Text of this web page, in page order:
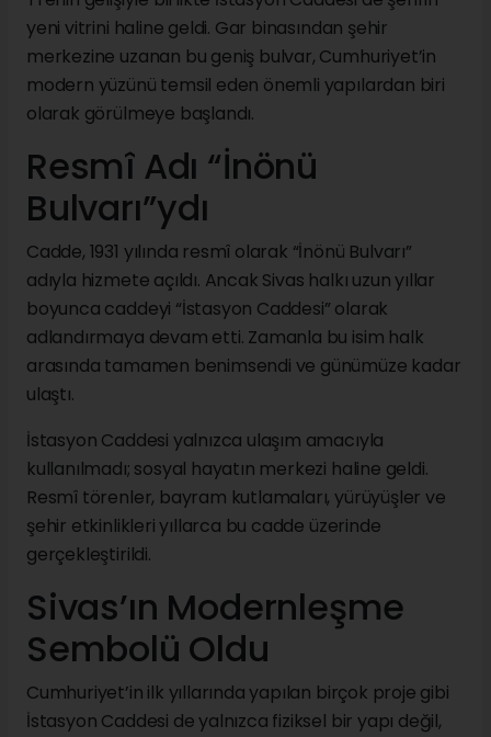
yeni vitrini haline geldi. Gar binasından şehir
merkezine uzanan bu geniş bulvar, Cumhuriyet’in
modern yüzünü temsil eden önemli yapılardan biri
olarak görülmeye başlandı.
Resmî Adı “İnönü
Bulvarı”ydı
Cadde, 1931 yılında resmî olarak “İnönü Bulvarı”
adıyla hizmete açıldı. Ancak Sivas halkı uzun yıllar
boyunca caddeyi “İstasyon Caddesi” olarak
adlandırmaya devam etti. Zamanla bu isim halk
arasında tamamen benimsendi ve günümüze kadar
ulaştı.
İstasyon Caddesi yalnızca ulaşım amacıyla
kullanılmadı; sosyal hayatın merkezi haline geldi.
Resmî törenler, bayram kutlamaları, yürüyüşler ve
şehir etkinlikleri yıllarca bu cadde üzerinde
gerçekleştirildi.
Sivas’ın Modernleşme
Sembolü Oldu
Cumhuriyet’in ilk yıllarında yapılan birçok proje gibi
İstasyon Caddesi de yalnızca fiziksel bir yapı değil,